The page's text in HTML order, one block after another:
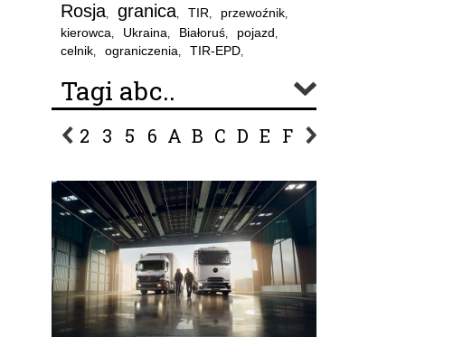
Rosja, granica, TIR, przewoźnik,
kierowca, Ukraina, Białoruś, pojazd,
celnik, ograniczenia, TIR-EPD,
Tagi abc..
2 3 5 6 A B C D E F G